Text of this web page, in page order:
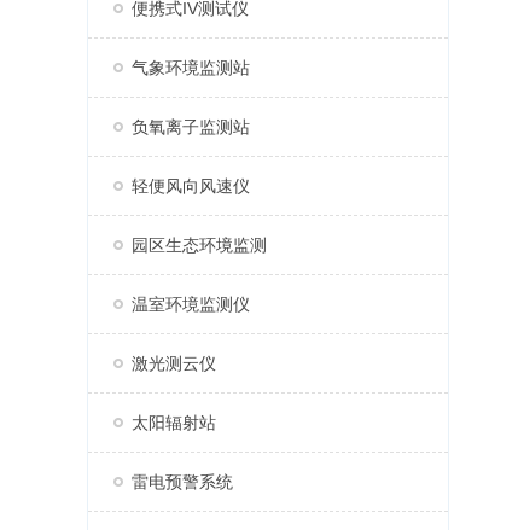
便携式IV测试仪
气象环境监测站
负氧离子监测站
轻便风向风速仪
园区生态环境监测
温室环境监测仪
激光测云仪
太阳辐射站
雷电预警系统